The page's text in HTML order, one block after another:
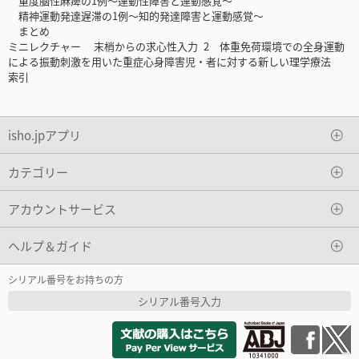
精神運動発達遅滞の1例〜知的発達障害と運動感覚〜
まとめ
ミニレクチャー ‌末梢からの求心性入力 2 体重免荷環境での全身運動
による振動刺激を用いた重症心身障害児・者に対する新しい理学療法
索引
isho.jpアプリ
カテゴリー
アカウントサービス
ヘルプ＆ガイド
シリアル番号をお持ちの方
シリアル番号入力